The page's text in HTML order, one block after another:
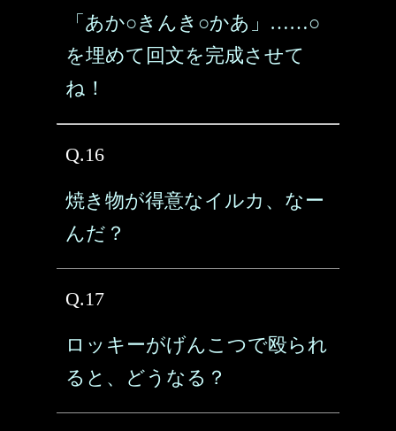
「あか○きんき○かあ」……○
を埋めて回文を完成させて
ね！
Q.16
焼き物が得意なイルカ、なー
んだ？
Q.17
ロッキーがげんこつで殴られ
ると、どうなる？